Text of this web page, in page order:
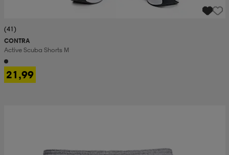
(41)
CONTRA
Active Scuba Shorts M
21,99